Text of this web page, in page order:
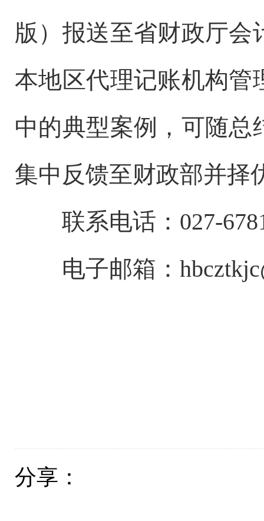
版）报送至省财政厅
本地区代理记账机构管
中的典型案例，可随
集中反馈至财政部并择
联系电话：027-
电子邮箱：
分享：